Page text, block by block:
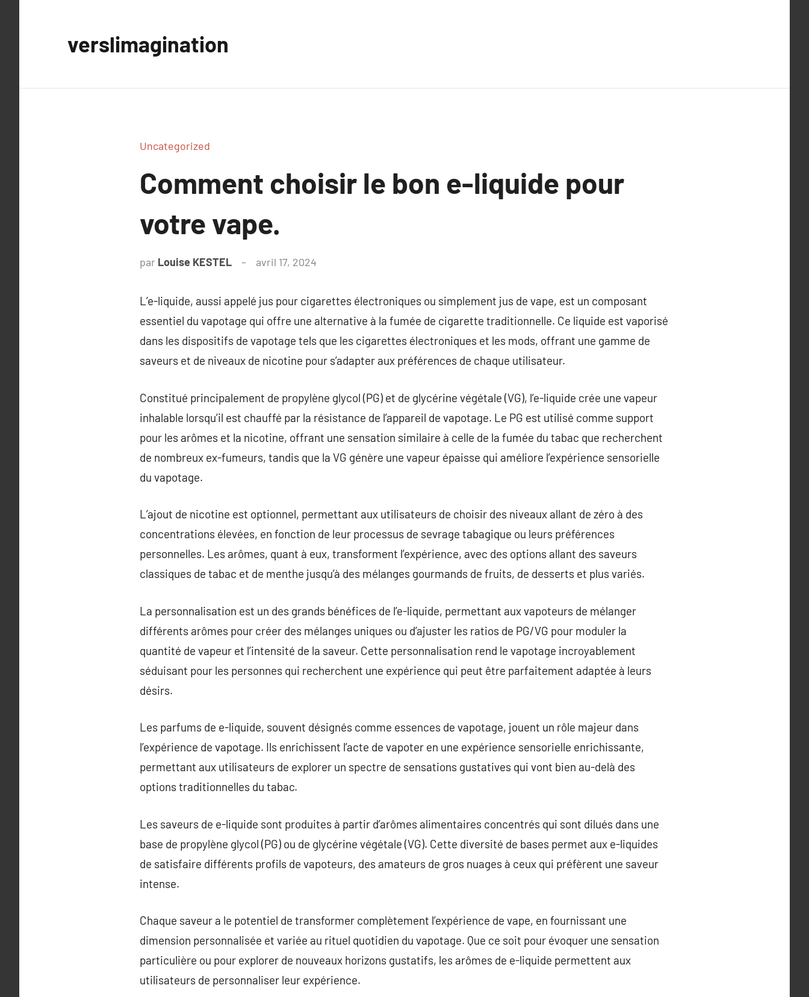
verslimagination
Uncategorized
Comment choisir le bon e-liquide pour
votre vape.
par Louise KESTEL avril 17, 2024
L’e-liquide, aussi appelé jus pour cigarettes électroniques ou simplement jus de vape, est un composant
essentiel du vapotage qui offre une alternative à la fumée de cigarette traditionnelle. Ce liquide est vaporisé
dans les dispositifs de vapotage tels que les cigarettes électroniques et les mods, offrant une gamme de
saveurs et de niveaux de nicotine pour s’adapter aux préférences de chaque utilisateur.
Constitué principalement de propylène glycol (PG) et de glycérine végétale (VG), l’e-liquide crée une vapeur
inhalable lorsqu’il est chauffé par la résistance de l’appareil de vapotage. Le PG est utilisé comme support
pour les arômes et la nicotine, offrant une sensation similaire à celle de la fumée du tabac que recherchent
de nombreux ex-fumeurs, tandis que la VG génère une vapeur épaisse qui améliore l’expérience sensorielle
du vapotage.
L’ajout de nicotine est optionnel, permettant aux utilisateurs de choisir des niveaux allant de zéro à des
concentrations élevées, en fonction de leur processus de sevrage tabagique ou leurs préférences
personnelles. Les arômes, quant à eux, transforment l’expérience, avec des options allant des saveurs
classiques de tabac et de menthe jusqu’à des mélanges gourmands de fruits, de desserts et plus variés.
La personnalisation est un des grands bénéfices de l’e-liquide, permettant aux vapoteurs de mélanger
différents arômes pour créer des mélanges uniques ou d’ajuster les ratios de PG/VG pour moduler la
quantité de vapeur et l’intensité de la saveur. Cette personnalisation rend le vapotage incroyablement
séduisant pour les personnes qui recherchent une expérience qui peut être parfaitement adaptée à leurs
désirs.
Les parfums de e-liquide, souvent désignés comme essences de vapotage, jouent un rôle majeur dans
l’expérience de vapotage. Ils enrichissent l’acte de vapoter en une expérience sensorielle enrichissante,
permettant aux utilisateurs de explorer un spectre de sensations gustatives qui vont bien au-delà des
options traditionnelles du tabac.
Les saveurs de e-liquide sont produites à partir d’arômes alimentaires concentrés qui sont dilués dans une
base de propylène glycol (PG) ou de glycérine végétale (VG). Cette diversité de bases permet aux e-liquides
de satisfaire différents profils de vapoteurs, des amateurs de gros nuages à ceux qui préfèrent une saveur
intense.
Chaque saveur a le potentiel de transformer complètement l’expérience de vape, en fournissant une
dimension personnalisée et variée au rituel quotidien du vapotage. Que ce soit pour évoquer une sensation
particulière ou pour explorer de nouveaux horizons gustatifs, les arômes de e-liquide permettent aux
utilisateurs de personnaliser leur expérience.